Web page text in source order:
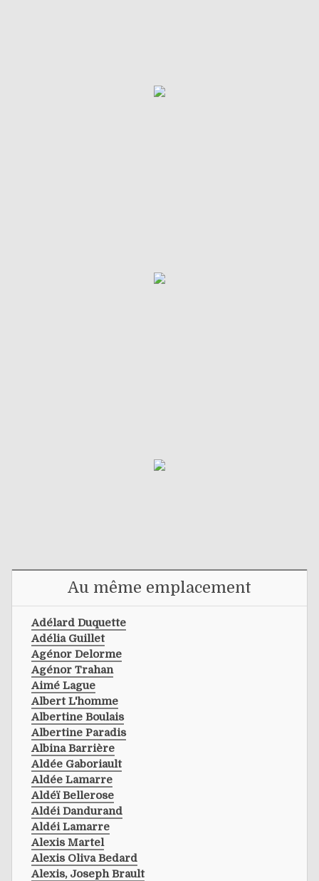
Au même emplacement
Adélard Duquette
Adélia Guillet
Agénor Delorme
Agénor Trahan
Aimé Lague
Albert L'homme
Albertine Boulais
Albertine Paradis
Albina Barrière
Aldée Gaboriault
Aldée Lamarre
Aldéï Bellerose
Aldéi Dandurand
Aldéi Lamarre
Alexis Martel
Alexis Oliva Bedard
Alexis, Joseph Brault